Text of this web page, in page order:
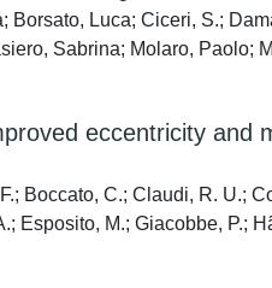
Borsato, Luca; Ciceri, S.;
Sabrina; Molaro, Paolo;
eccentricity and
Boccato, C.; Claudi, R. U.;
Esposito, M.; Giacobbe, P.;